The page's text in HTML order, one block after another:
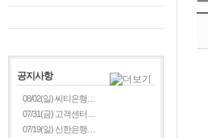
공지사항
08/02(일) 씨티은행…
07/31(금) 고객센터…
07/19(일) 신한은행…